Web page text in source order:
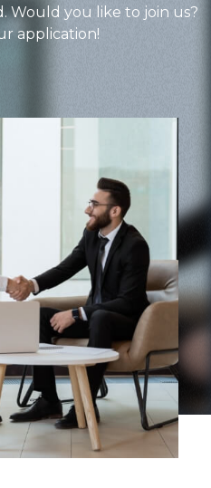
Would you like to join us?
application!